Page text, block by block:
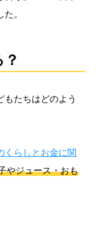
。
たちはどのよう
くらしとお金に関
やジュース・おも